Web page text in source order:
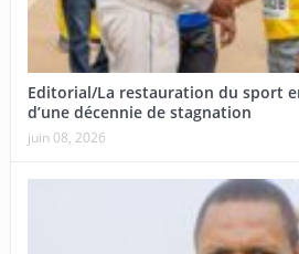
Editorial/La restauration du sport
d’une décennie de stagnation
juin 08, 2026